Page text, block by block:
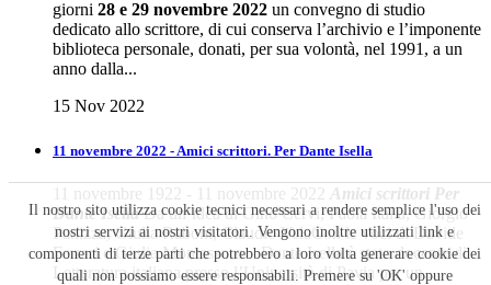
Il nostro sito utilizza cookie tecnici necessari a rendere semplice l'uso dei
nostri servizi ai nostri visitatori. Vengono inoltre utilizzati link e
componenti di terze parti che potrebbero a loro volta generare cookie dei
quali non possiamo essere responsabili. Premere su 'OK' oppure
giorni 28 e 29 novembre 2022 un convegno di studio
dedicato allo scrittore, di cui conserva l’archivio e l’imponente
biblioteca personale, donati, per sua volontà, nel 1991, a un
anno dalla...
15 Nov 2022
11 novembre 2022 - Amici scrittori. Per Dante Isella
11 novembre 1922 - 11 novembre 2022 Amici scrittori Per
Dante IsellaDa un’idea di Gino Cervi, Paola Italia, Giorgio
Panizza, Giulia Raboni, Claudio VelaCon le voci di Davide
Ferrari e Giulia Montessoro. Dante Isella è stato docente di
Letteratura italiana presso l’Università di Pavia per un...